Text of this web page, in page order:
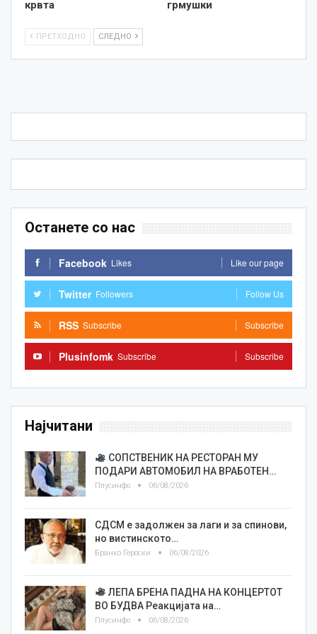
крвта
грмушки
ПРЕТХОДНО СЛЕДНО
Останете со нас
Facebook Likes Like our page
Twitter Followers Follow Us
RSS Subscribe Subscribe
Plusinfomk Subscribe Subscribe
Најчитани
СОПСТВЕНИК НА РЕСТОРАН МУ
ПОДАРИ АВТОМОБИЛ НА ВРАБОТЕН…
Плусинфо 06/08/2026
СДСМ е задолжен за лаги и за спинови,
но вистинското…
Бранко Героски 06/08/2026
ЛЕПА БРЕНА ПАДНА НА КОНЦЕРТОТ
ВО БУДВА Реакцијата на…
Плусинфо 06/08/2026